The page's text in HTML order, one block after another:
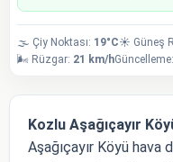
🌫️ Çiy Noktası: 19°C☀️ Güneş
🌬️ Rüzgar: 21 km/h
Kozlu Aşağıçayır
Aşağıçayır Köyü